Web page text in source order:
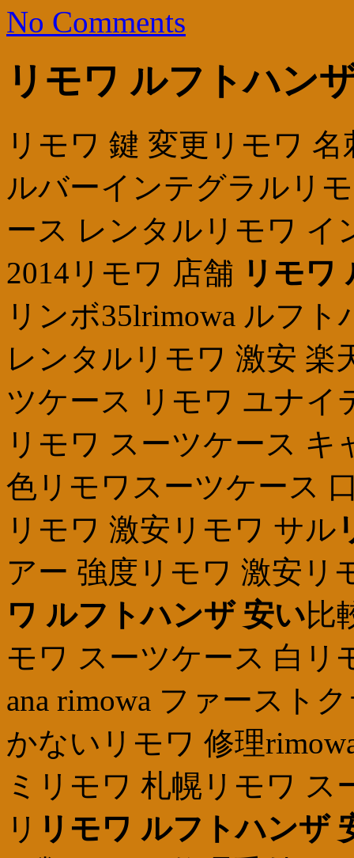
No Comments
リモワ ルフトハン
リモワ 鍵 変更リモワ
ルバーインテグラルリ
ース レンタルリモワ イ
2014リモワ 店舗 リモワ
リンボ35lrimowa ルフ
レンタルリモワ 激安 楽
ツケース リモワ ユナイ
リモワ スーツケース
色リモワスーツケース
リモワ 激安リモワ サル
アー 強度リモワ 激安
ワ ルフトハンザ 安い比
モワ スーツケース 白リ
ana rimowa ファースト
かないリモワ 修理
ミリモワ 札幌リモワ
リ リモワ ルフトハンザ